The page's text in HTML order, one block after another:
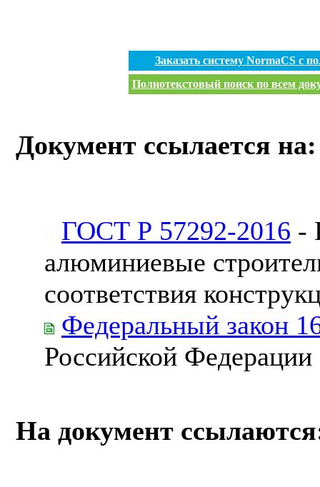
Заказать систему NormaCS с
Полнотекстовый поиск по всем
Документ ссылается на:
ГОСТ Р 57292-2016 -
алюминиевые
соответствия
Федеральный закон
Российской Федерации
На документ